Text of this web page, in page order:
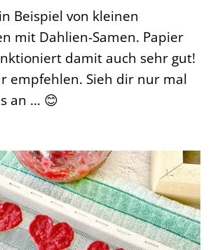
Beispiel von kleinen
mit Dahlien-Samen. Papier
damit auch sehr gut!
empfehlen. Sieh dir nur mal
an … 😊